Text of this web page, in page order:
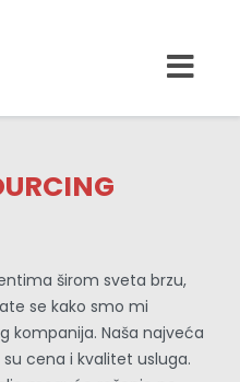
širom sveta brzu,
se kako smo mi
kompanija. Naša najveća
cena i kvalitet usluga.